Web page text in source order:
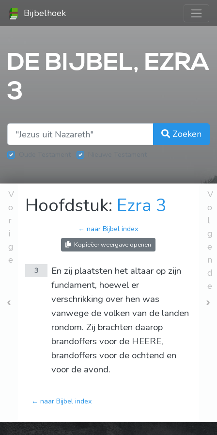
Bijbelhoek
DE BIJBEL, EZRA
3
Zoeken
V
o
r
i
g
e
Hoofdstuk: Ezra 3
← naar Bijbel index
Kopieëer weergave openen
3
En zij plaatsten het altaar op zijn
fundament, hoewel er
verschrikking over hen was
vanwege de volken van de landen
rondom. Zij brachten daarop
brandoffers voor de HEERE,
brandoffers voor de ochtend en
voor de avond.
← naar Bijbel index
V
o
l
g
e
n
d
e